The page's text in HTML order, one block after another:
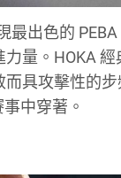
最出色的
量。HOKA
具攻擊性的
中穿著。